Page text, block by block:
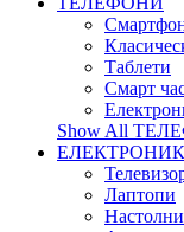
Таблети
Смарт
Show All
Лаптопи